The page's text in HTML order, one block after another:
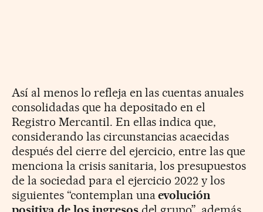
Así al menos lo refleja en las cuentas anuales
consolidadas que ha depositado en el
Registro Mercantil. En ellas indica que,
considerando las circunstancias acaecidas
después del cierre del ejercicio, entre las que
menciona la crisis sanitaria, los presupuestos
de la sociedad para el ejercicio 2022 y los
siguientes “contemplan unaevolución